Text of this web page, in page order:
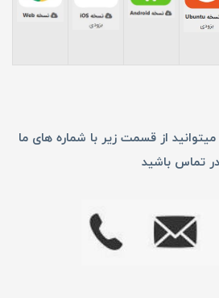
از قسمت زیر با شماره های ما
در تماس باشید